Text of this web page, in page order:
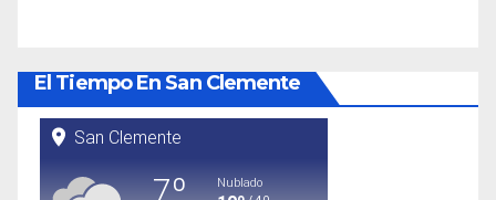
El Tiempo En San Clemente